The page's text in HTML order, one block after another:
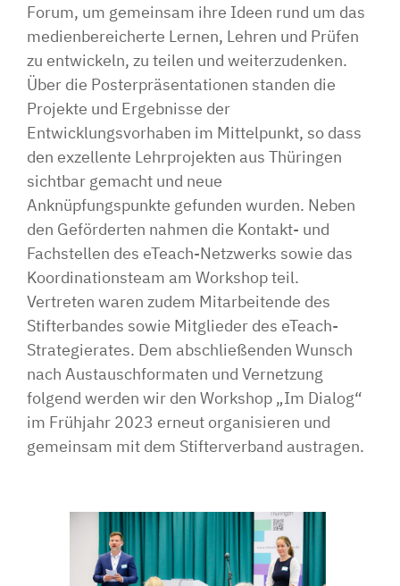
Forum, um gemeinsam ihre Ideen rund um das
medienbereicherte Lernen, Lehren und Prüfen
zu entwickeln, zu teilen und weiterzudenken.
Über die Posterpräsentationen standen die
Projekte und Ergebnisse der
Entwicklungsvorhaben im Mittelpunkt, so dass
den exzellente Lehrprojekten aus Thüringen
sichtbar gemacht und neue
Anknüpfungspunkte gefunden wurden. Neben
den Geförderten nahmen die Kontakt- und
Fachstellen des eTeach-Netzwerks sowie das
Koordinationsteam am Workshop teil.
Vertreten waren zudem Mitarbeitende des
Stifterbandes sowie Mitglieder des eTeach-
Strategierates. Dem abschließenden Wunsch
nach Austauschformaten und Vernetzung
folgend werden wir den Workshop „Im Dialog“
im Frühjahr 2023 erneut organisieren und
gemeinsam mit dem Stifterverband austragen.